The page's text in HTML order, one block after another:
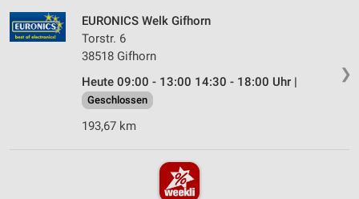
❯
EURONICS Welk Gifhorn
Torstr. 6
38518 Gifhorn
Heute 09:00 - 13:00 14:30 - 18:00 Uhr |
Geschlossen
193,67 km